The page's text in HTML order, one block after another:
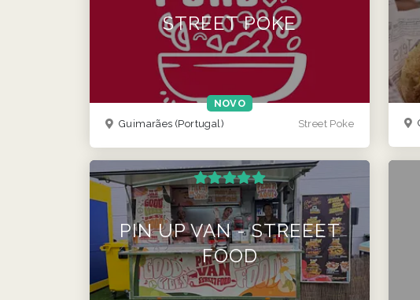
NOVO
STREET POKE
Street Poke
Guimarães (Portugal)
PIN UP VAN - STREEET
FOOD